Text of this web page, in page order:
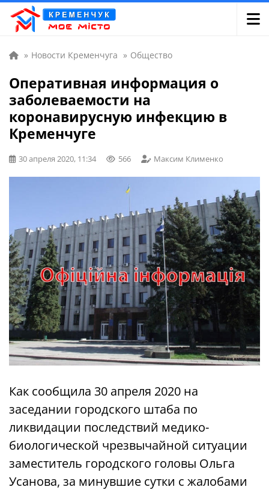
» Новости Кременчуга » Общество
Оперативная информация о
заболеваемости на
коронавирусную инфекцию в
Кременчуге
30 апреля 2020, 11:34 566 Максим Клименко
Как сообщила 30 апреля 2020 на
заседании городского штаба по
ликвидации последствий медико-
биологической чрезвычайной ситуации
заместитель городского головы Ольга
Усанова, за минувшие сутки с жалобами